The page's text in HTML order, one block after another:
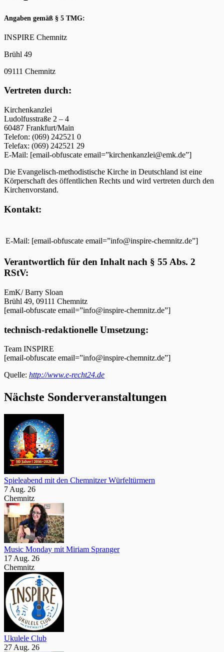
Angaben gemäß § 5 TMG:
INSPIRE Chemnitz
Brühl 49
09111 Chemnitz
Vertreten durch:
Kirchenkanzlei
Ludolfusstraße 2 – 4
60487 Frankfurt/Main
Telefon: (069) 242521 0
Telefax: (069) 242521 29
E-Mail: [email-obfuscate email=”kirchenkanzlei@emk.de”]
Die Evangelisch-methodistische Kirche in Deutschland ist eine
Körperschaft des öffentlichen Rechts und wird vertreten durch den
Kirchenvorstand.
Kontakt:
E-Mail: [email-obfuscate email=”info@inspire-chemnitz.de”]
Verantwortlich für den Inhalt nach § 55 Abs. 2
RStV:
EmK/ Barry Sloan
Brühl 49, 09111 Chemnitz
[email-obfuscate email=”info@inspire-chemnitz.de”]
technisch-redaktionelle Umsetzung:
Team INSPIRE
[email-obfuscate email=”info@inspire-chemnitz.de”]
Quelle: http://www.e-recht24.de
Nächste Sonderveranstaltungen
Spieleabend mit den Chemnitzer Würfeltürmern
7 Aug. 26
Chemnitz
Music Monday mit Miriam Spranger
17 Aug. 26
Chemnitz
Ukulele Club
27 Aug. 26